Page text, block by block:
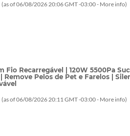
(as of 06/08/2026 20:06 GMT -03:00 - More info)
Fio Recarregável | 120W 5500Pa
Pelos de Pet e Farelos |
(as of 06/08/2026 20:11 GMT -03:00 - More info)